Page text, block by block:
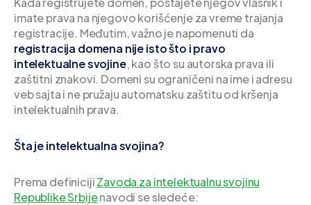
imate prava na njegovo korišćenje za vreme trajanja
registracije. Međutim, važno je napomenuti da
registracija domena nije isto što i pravo
intelektualne svojine, kao što su autorska prava ili
zaštitni znakovi. Domeni su ograničeni na ime i adresu
veb sajta i ne pružaju automatsku zaštitu od kršenja
intelektualnih prava.
Šta je intelektualna svojina?
Prema definicijiZavoda za intelektualnu svojinu
Republike Srbijenavodi se sledeće: